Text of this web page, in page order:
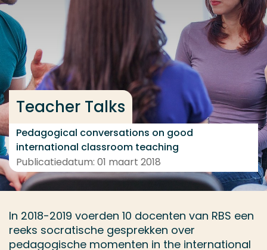
Ga direct naar de content
... > Resultaten
Teacher Talks
Pedagogical conversations on good
international classroom teaching
Publicatiedatum: 01 maart 2018
In 2018-2019 voerden 10 docenten van RBS een
reeks socratische gesprekken over
pedagogische momenten in the international
Veel gezocht
Opleiding
Contact